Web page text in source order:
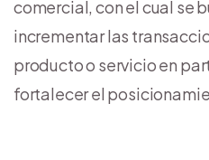
comercial, con el cual se
incrementar las
producto o servicio en
fortalecer el